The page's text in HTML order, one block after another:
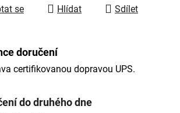
se Hlídat Sdílet
doručení
certifikovanou dopravou UPS.
do druhého dne